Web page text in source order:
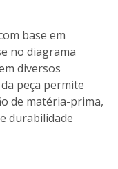
base em
no diagrama
diversos
peça permite
de matéria-prima,
durabilidade